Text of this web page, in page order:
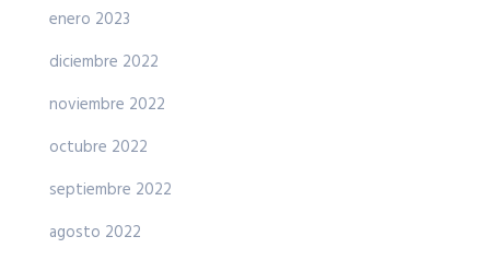
enero 2023
diciembre 2022
noviembre 2022
octubre 2022
septiembre 2022
agosto 2022